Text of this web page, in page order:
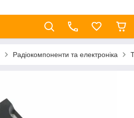
Радіокомпоненти та електроніка